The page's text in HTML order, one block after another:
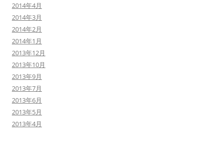
2014年4月
2014年3月
2014年2月
2014年1月
2013年12月
2013年10月
2013年9月
2013年7月
2013年6月
2013年5月
2013年4月